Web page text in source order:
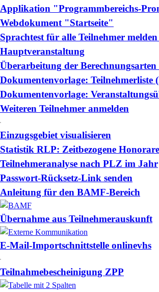
Applikation "Programmbereichs-
Webdokument "Startseite"
Sprachtest für alle Teilnehmer
Hauptveranstaltung
Überarbeitung der Berechnungsarten
Dokumentenvorlage: Teilnehmerliste
Dokumentenvorlage:
Weiteren Teilnehmer anmelden
Einzugsgebiet visualisieren
Statistik RLP: Zeitbezogene
Teilnehmeranalyse nach PLZ im Jahr
Passwort-Rücksetz-Link senden
Anleitung für den BAMF-Bereich
Übernahme aus Teilnehmerauskunft
E-Mail-Importschnittstelle onlinevhs
Teilnahmebescheinigung ZPP